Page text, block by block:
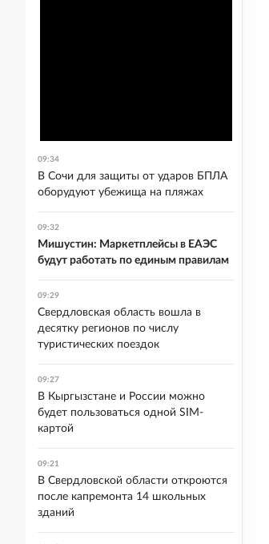
09:34
В Сочи для защиты от ударов БПЛА
оборудуют убежища на пляжах
09:32
Мишустин: Маркетплейсы в ЕАЭС
будут работать по единым правилам
09:29
Свердловская область вошла в
десятку регионов по числу
туристических поездок
09:27
В Кыргызстане и России можно
будет пользоваться одной SIM-
картой
09:21
В Свердловской области откроются
после капремонта 14 школьных
зданий